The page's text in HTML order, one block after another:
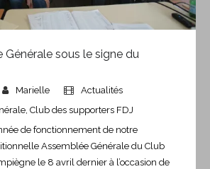
Générale sous le signe du
Marielle
Actualités
, Club des supporters FDJ
de fonctionnement de notre
Assemblée Générale du Club
le 8 avril dernier à l’occasion de